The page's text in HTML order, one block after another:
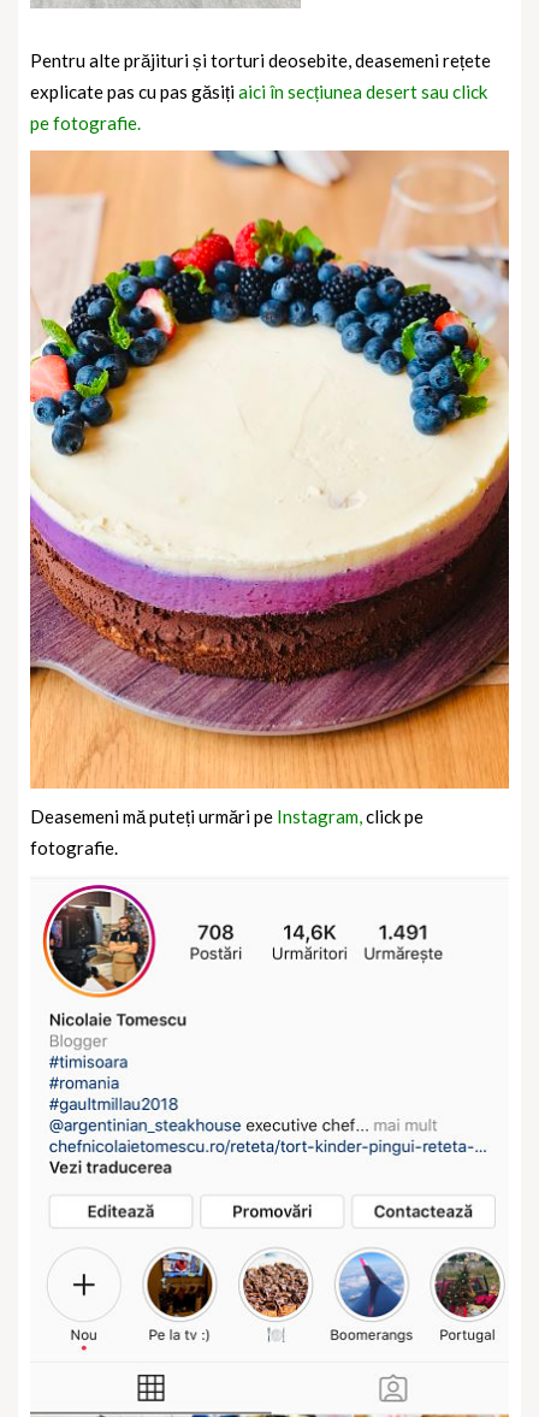
Pentru alte prăjituri și torturi deosebite, deasemeni rețete
explicate pas cu pas găsițiaici în secțiunea desert sau click
pe fotografie.
Deasemeni mă puteți urmări pe Instagram,click pe
fotografie.